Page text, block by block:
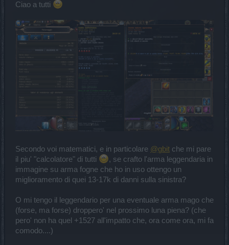
Ciao a tutti
Secondo voi matematici, e in particolare @gbit che mi pare
il piu' "calcolatore" di tutti
, se crafto l'arma leggendaria in
immagine su arma fogne che ho in uso ottengo un
miglioramento di quei 13-17k di danni sulla sinistra?
O mi tengo il leggendario per una eventuale arma mago che
(forse, ma forse) droppero' nel prossimo luna piena? (che
pero' non ha quel +1527 all'impatto che, ora come ora, mi fa
comodo....)